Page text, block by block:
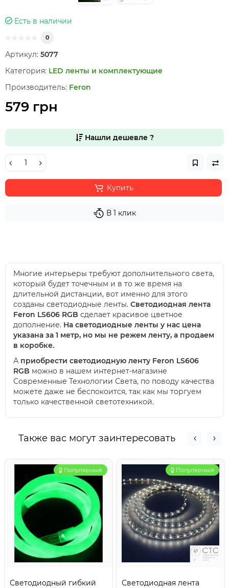
Есть в наличии
0
Артикул: 5077
Категория: LED ленты и комплектующие
Производитель: Feron
579 грн
Нашли дешевле ?
Купить
В 1 клик
Многие интерьеры требуют дополнительного света,
который будет точечным и в то же время на
длительной дистанции, вот именно для этого
созданы светодиодные ленты. Светодиодная лента
Feron LS606 RGB сделает красивое цветное
дополнение. На светодиодные ленты у нас цена
указана за 1 метр, но мы не режем ленту, а продаем
в коробке.
А приобрести светодиодную ленту Feron LS606
RGB можно в нашем интернет-магазине
Современные Технологии Света, по поводу качества
можете даже не беспокоится, так как мы торгуем
только качественной светотехникой.
Также вас могут заинтересовать
Популярный
Светодиодный гибкий
Популярный
Светодиодная лента